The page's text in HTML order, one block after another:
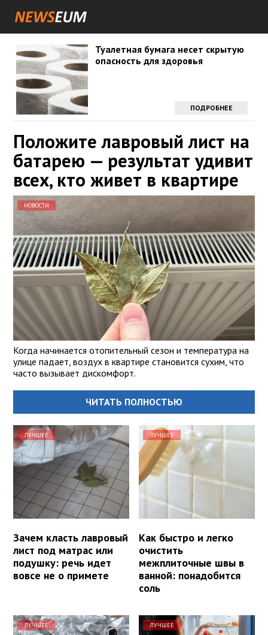
Туалетная бумага несет скрытую
опасность для здоровья
ПОДРОБНЕЕ
Положите лавровый лист на
батарею — результат удивит
всех, кто живет в квартире
НОВОСТИ
Когда начинается отопительный сезон и температура на
улице падает, воздух в квартире становится сухим, что
часто вызывает дискомфорт.
ЧИТАТЬ ПОЛНОСТЬЮ
ЛУЧШЕЕ
Зачем класть лавровый
лист под матрас или
подушку: речь идет
вовсе не о примете
ЛУЧШЕЕ
Как быстро и легко
очистить
межплиточные швы в
ванной: понадобится
соль
ЛУЧШЕЕ ЛУЧШЕЕ